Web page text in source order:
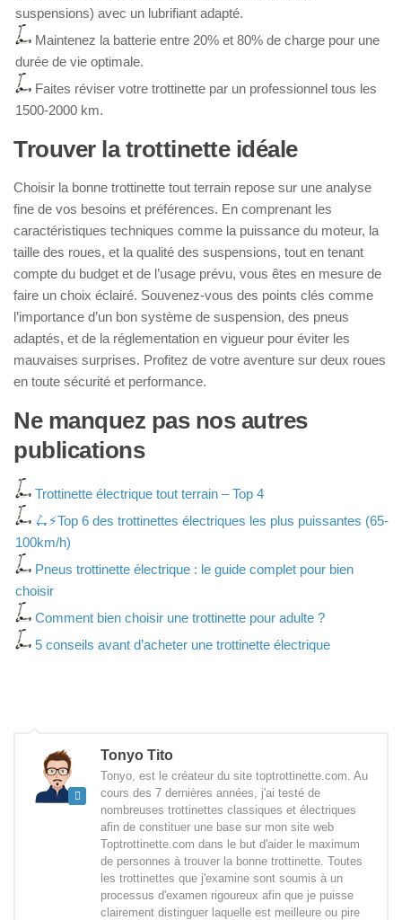
suspensions) avec un lubrifiant adapté.
Maintenez la batterie entre 20% et 80% de charge pour une
durée de vie optimale.
Faites réviser votre trottinette par un professionnel tous les
1500-2000 km.
Trouver la trottinette idéale
Choisir la bonne trottinette tout terrain repose sur une analyse
fine de vos besoins et préférences. En comprenant les
caractéristiques techniques comme la puissance du moteur, la
taille des roues, et la qualité des suspensions, tout en tenant
compte du budget et de l’usage prévu, vous êtes en mesure de
faire un choix éclairé. Souvenez-vous des points clés comme
l’importance d’un bon système de suspension, des pneus
adaptés, et de la réglementation en vigueur pour éviter les
mauvaises surprises. Profitez de votre aventure sur deux roues
en toute sécurité et performance.
Ne manquez pas nos autres
publications
Trottinette électrique tout terrain – Top 4
🛴⚡Top 6 des trottinettes électriques les plus puissantes (65-
100km/h)
Pneus trottinette électrique : le guide complet pour bien
choisir
Comment bien choisir une trottinette pour adulte ?
5 conseils avant d’acheter une trottinette électrique
Tonyo Tito
Tonyo, est le créateur du site toptrottinette.com. Au
cours des 7 dernières années, j'ai testé de
nombreuses trottinettes classiques et électriques
afin de constituer une base sur mon site web
Toptrottinette.com dans le but d'aider le maximum
de personnes à trouver la bonne trottinette. Toutes
les trottinettes que j'examine sont soumis à un
processus d'examen rigoureux afin que je puisse
clairement distinguer laquelle est meilleure ou pire